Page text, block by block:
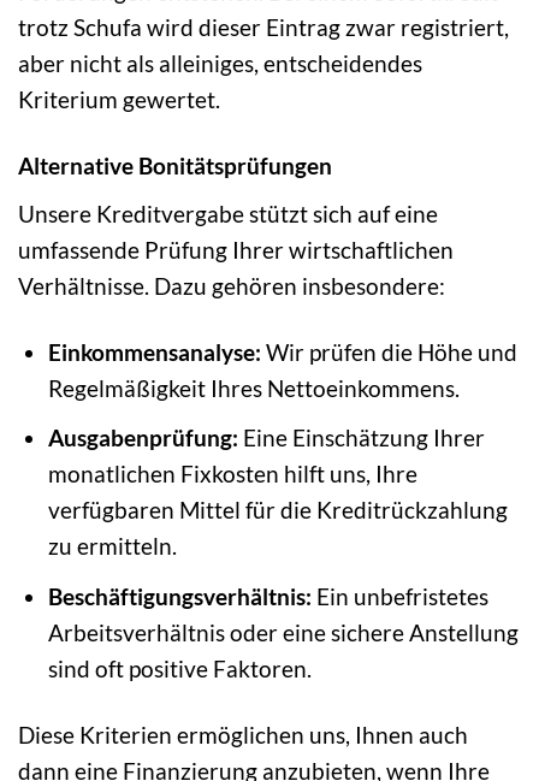
trotz Schufa wird dieser Eintrag zwar registriert,
aber nicht als alleiniges, entscheidendes
Kriterium gewertet.
Alternative Bonitätsprüfungen
Unsere Kreditvergabe stützt sich auf eine
umfassende Prüfung Ihrer wirtschaftlichen
Verhältnisse. Dazu gehören insbesondere:
Einkommensanalyse: Wir prüfen die Höhe und
Regelmäßigkeit Ihres Nettoeinkommens.
Ausgabenprüfung: Eine Einschätzung Ihrer
monatlichen Fixkosten hilft uns, Ihre
verfügbaren Mittel für die Kreditrückzahlung
zu ermitteln.
Beschäftigungsverhältnis: Ein unbefristetes
Arbeitsverhältnis oder eine sichere Anstellung
sind oft positive Faktoren.
Diese Kriterien ermöglichen uns, Ihnen auch
dann eine Finanzierung anzubieten, wenn Ihre